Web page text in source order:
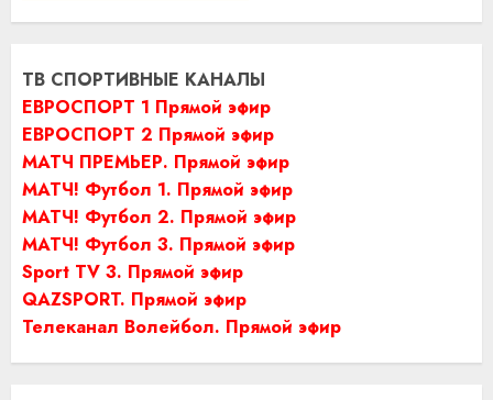
ТВ СПОРТИВНЫЕ КАНАЛЫ
ЕВРОСПОРТ 1 Прямой эфир
ЕВРОСПОРТ 2 Прямой эфир
МАТЧ ПРЕМЬЕР. Прямой эфир
МАТЧ! Футбол 1. Прямой эфир
МАТЧ! Футбол 2. Прямой эфир
МАТЧ! Футбол 3. Прямой эфир
Sport TV 3. Прямой эфир
QAZSPORT. Прямой эфир
Телеканал Волейбол. Прямой эфир